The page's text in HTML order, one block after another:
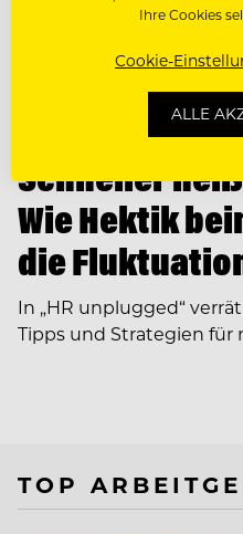
HR & RECRUITING TIPPS
Schneller
Wie Hektik
die
In ­„HR unplugged“
Tipps und Strategien für
TOP
Ihre Cookies
Cookie-
ALLE